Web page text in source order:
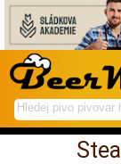
hledej
na
spustí
hledání